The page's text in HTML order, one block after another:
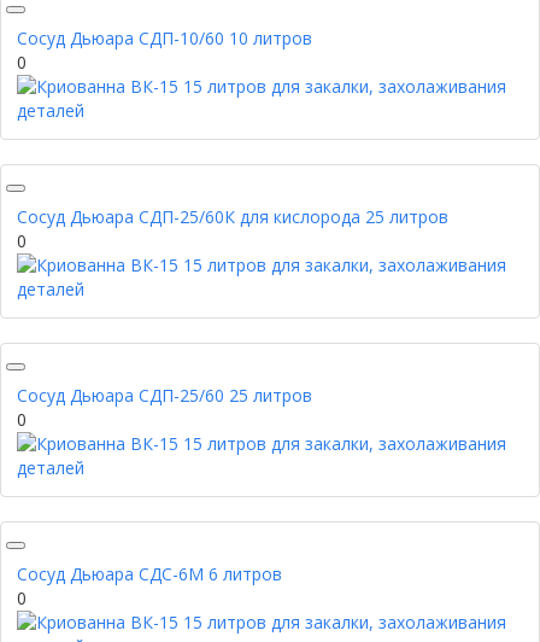
Сосуд Дьюара СДП-10/60 10 литров
0
Сосуд Дьюара СДП-25/60К для кислорода 25 литров
0
Сосуд Дьюара СДП-25/60 25 литров
0
Сосуд Дьюара СДС-6М 6 литров
0